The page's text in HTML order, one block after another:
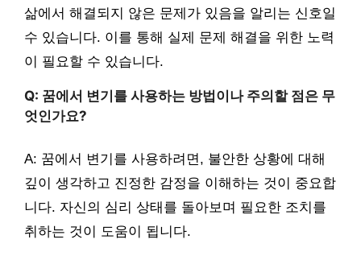
삶에서 해결되지 않은 문제가 있음을 알리는 신호일
수 있습니다. 이를 통해 실제 문제 해결을 위한 노력
이 필요할 수 있습니다.
Q: 꿈에서 변기를 사용하는 방법이나 주의할 점은 무
엇인가요?
A: 꿈에서 변기를 사용하려면, 불안한 상황에 대해
깊이 생각하고 진정한 감정을 이해하는 것이 중요합
니다. 자신의 심리 상태를 돌아보며 필요한 조치를
취하는 것이 도움이 됩니다.